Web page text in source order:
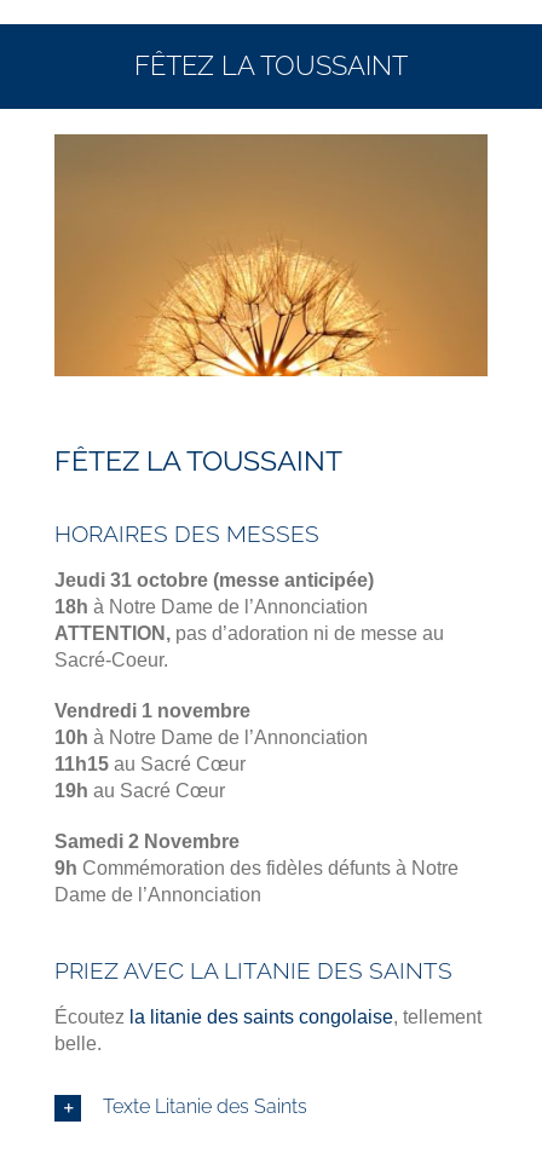
FÊTEZ LA TOUSSAINT
FÊTEZ LA TOUSSAINT
HORAIRES DES MESSES
Jeudi 31 octobre (messe anticipée)
18h à Notre Dame de l’Annonciation
ATTENTION, pas d’adoration ni de messe au
Sacré-Coeur.
Vendredi 1 novembre
10h à Notre Dame de l’Annonciation
11h15 au Sacré Cœur
19h au Sacré Cœur
Samedi 2 Novembre
9h Commémoration des fidèles défunts à Notre
Dame de l’Annonciation
PRIEZ AVEC LA LITANIE DES SAINTS
Écoutez la litanie des saints congolaise, tellement
belle.
Texte Litanie des Saints